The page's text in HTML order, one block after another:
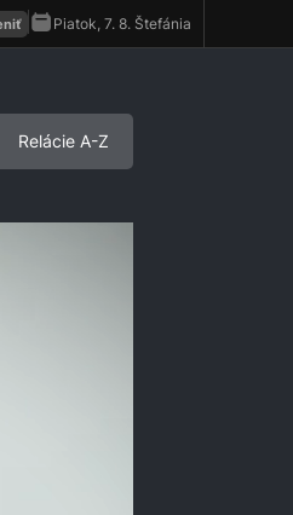
Relácie A-Z